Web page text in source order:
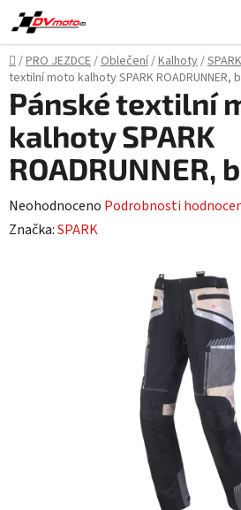
Přejít
na
obsah
Domů
/PRO JEZDCE/Oblečení/Kalhoty/
textilní moto kalhoty SPARK ROADRUNNER,
Pánské textilní
kalhoty SPARK
ROADRUNNER,
Průměrné
hodnocení
Neohodnoceno Podrobnosti
Značka:SPARK